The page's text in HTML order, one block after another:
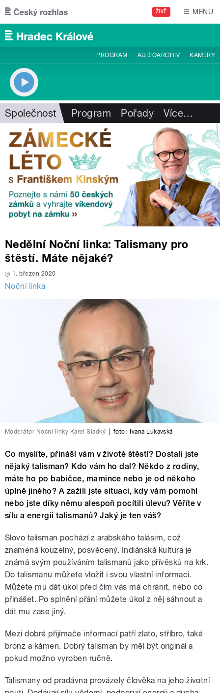
Přejít k hlavnímu obsahu
ŽIVĚ MENU
PROGRAM AUDIOARCHIV KAMERY
Společnost Program Pořady Více…
Nedělní Noční linka: Talismany pro
štěstí. Máte nějaké?
1. březen 2020
Noční linka
Moderátor Noční linky Karel Sladký foto: Ivana Lukavská
Co myslíte, přináší vám v životě štěstí? Dostali jste
nějaký talisman? Kdo vám ho dal? Někdo z rodiny,
máte ho po babičce, mamince nebo je od někoho
úplně jiného? A zažili jste situaci, kdy vám pomohl
nebo jste díky němu alespoň pocítili úlevu? Věříte v
sílu a energii talismanů? Jaký je ten váš?
Slovo talisman pochází z arabského talásim, což
znamená kouzelný, posvěcený. Indiánská kultura je
známá svým používáním talismanů jako přívěsků na krk.
Do talismanu můžete vložit i svou vlastní informaci.
Můžete mu dát úkol před čím vás má chránit, nebo co
přinášet. Po splnění přání můžete úkol z něj sáhnout a
dát mu zase jiný.
Mezi dobré přijímače informací patří zlato, stříbro, také
bronz a kámen. Dobrý talisman by měl být originál a
pokud možno vyroben ručně.
Talismany od pradávna provázely člověka na jeho životní